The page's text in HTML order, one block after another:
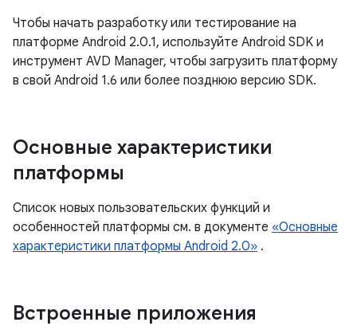
Чтобы начать разработку или тестирование на
платформе Android 2.0.1, используйте Android SDK и
инструмент AVD Manager, чтобы загрузить платформу
в свой Android 1.6 или более позднюю версию SDK.
Основные характеристики
платформы
Список новых пользовательских функций и
особенностей платформы см. в документе «Основные
характеристики платформы Android 2.0» .
Встроенные приложения